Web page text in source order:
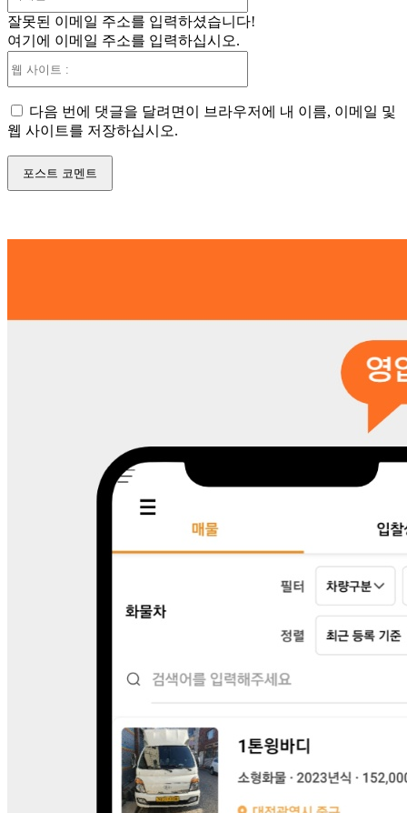
일
잘못된 이메일 주소를 입력하셨습니다!
여기에 이메일 주소를 입력하십시오.
트
다음 번에 댓글을 달려면이 브라우저에 내 이름, 이메일 및
웹 사이트를 저장하십시오.